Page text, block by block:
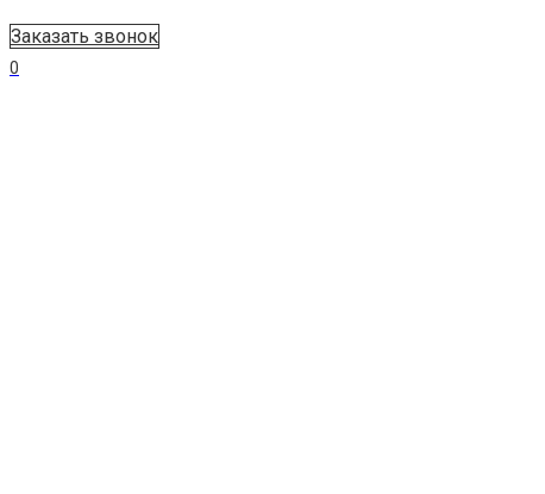
Заказать звонок
0